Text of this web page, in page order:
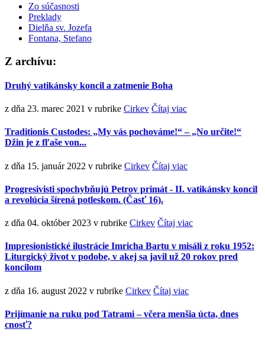
Zo súčasnosti
Preklady
Dielňa sv. Jozefa
Fontana, Stefano
Z archívu:
Druhý vatikánsky koncil a zatmenie Boha
z dňa 23. marec 2021 v rubrike Cirkev Čítaj viac
Traditionis Custodes: „My vás pochováme!“ – „No určite!“
Džin je z fľaše von...
z dňa 15. január 2022 v rubrike Cirkev Čítaj viac
Progresivisti spochybňujú Petrov primát - II. vatikánsky koncil
a revolúcia šírená potleskom. (Časť 16).
z dňa 04. október 2023 v rubrike Cirkev Čítaj viac
Impresionistické ilustrácie Imricha Bartu v misáli z roku 1952:
Liturgický život v podobe, v akej sa javil už 20 rokov pred
koncilom
z dňa 16. august 2022 v rubrike Cirkev Čítaj viac
Prijímanie na ruku pod Tatrami – včera menšia úcta, dnes
cnosť?